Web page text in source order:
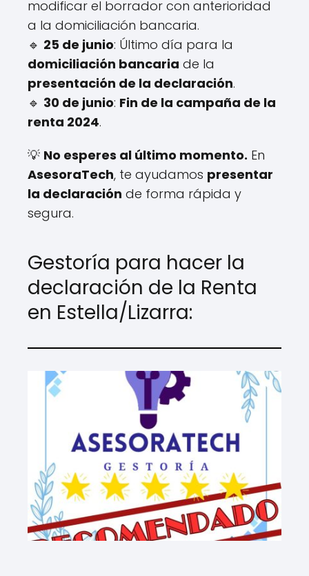
modificar el borrador con anterioridad
a la domiciliación bancaria.
🔹 25 de junio: Último día para la
domiciliación bancaria de la
presentación de la declaración.
🔹 30 de junio: Fin de la campaña de la
renta 2024.
💡 No esperes al último momento. En
AsesoraTech, te ayudamos presentar
la declaración de forma rápida y
segura.
Gestoría para hacer la
declaración de la Renta
en Estella/Lizarra: